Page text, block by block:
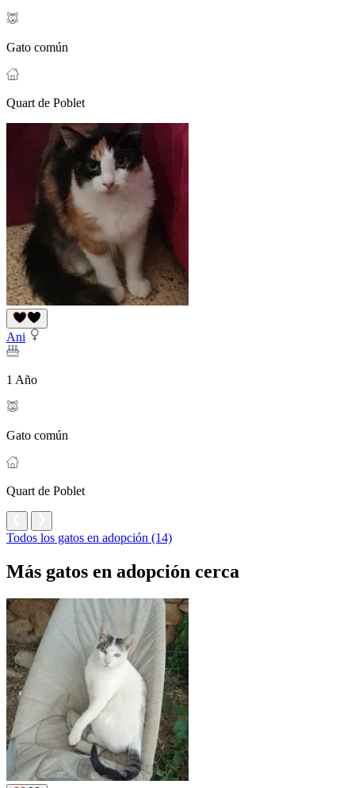
Gato común
Quart de Poblet
Ani
1 Año
Gato común
Quart de Poblet
Todos los gatos en adopción (14)
Más gatos en adopción cerca